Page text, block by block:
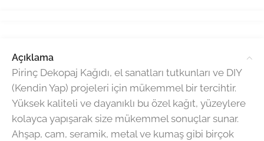
Açıklama
Pirinç Dekopaj Kağıdı, el sanatları tutkunları ve DIY
(Kendin Yap) projeleri için mükemmel bir tercihtir.
Yüksek kaliteli ve dayanıklı bu özel kağıt, yüzeylere
kolayca yapışarak size mükemmel sonuçlar sunar.
Ahşap, cam, seramik, metal ve kumaş gibi birçok